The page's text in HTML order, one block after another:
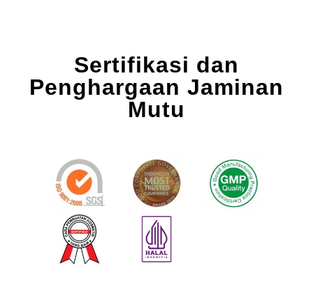
Sertifikasi dan
Penghargaan Jaminan
Mutu